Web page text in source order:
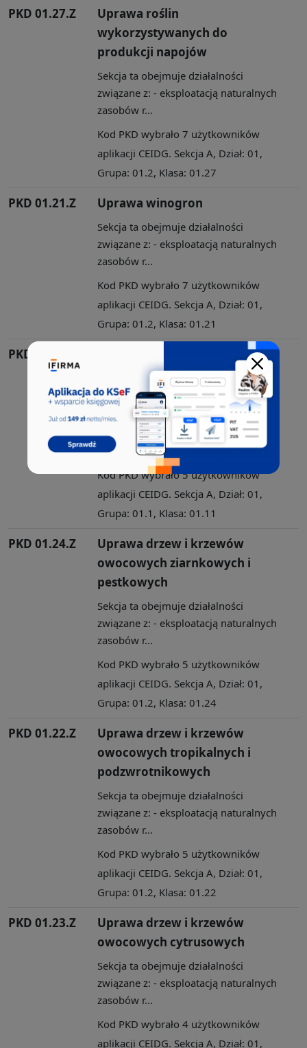
PKD 01.27.Z
Uprawa roślin
wykorzystywanych do
produkcji napojów
Sekcja ta obejmuje działalności
związane z: - eksploatacją naturalnych
zasobów r...
Kod PKD wybrało 7 użytkowników
aplikacji CEIDG. Sekcja A, Dział: 01,
Grupa: 01.2, Klasa: 01.27
PKD 01.21.Z Uprawa winogron
Sekcja ta obejmuje działalności
związane z: - eksploatacją naturalnych
zasobów r...
Kod PKD wybrało 7 użytkowników
aplikacji CEIDG. Sekcja A, Dział: 01,
Grupa: 01.2, Klasa: 01.21
PKD 01.11.Z
strączkowych i roślin oleistych
na nasiona, z wyłączeniem ryżu
Sekcja ta obejmuje działalności
związane z: - eksploatacją naturalnych
zasobów r...
Kod PKD wybrało 5 użytkowników
aplikacji CEIDG. Sekcja A, Dział: 01,
Grupa: 01.1, Klasa: 01.11
PKD 01.24.Z
Uprawa drzew i krzewów
owocowych ziarnkowych i
pestkowych
Sekcja ta obejmuje działalności
związane z: - eksploatacją naturalnych
zasobów r...
Kod PKD wybrało 5 użytkowników
aplikacji CEIDG. Sekcja A, Dział: 01,
Grupa: 01.2, Klasa: 01.24
PKD 01.22.Z
Uprawa drzew i krzewów
owocowych tropikalnych i
podzwrotnikowych
Sekcja ta obejmuje działalności
związane z: - eksploatacją naturalnych
zasobów r...
Kod PKD wybrało 5 użytkowników
aplikacji CEIDG. Sekcja A, Dział: 01,
Grupa: 01.2, Klasa: 01.22
PKD 01.23.Z
Uprawa drzew i krzewów
owocowych cytrusowych
Sekcja ta obejmuje działalności
związane z: - eksploatacją naturalnych
zasobów r...
Kod PKD wybrało 4 użytkowników
aplikacji CEIDG. Sekcja A, Dział: 01,